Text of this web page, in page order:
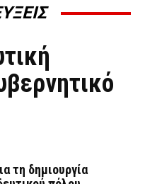
τη δημιουργία